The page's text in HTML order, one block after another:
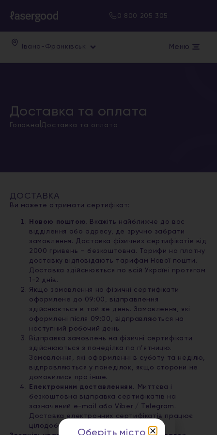
0 800 205 305
Івано-Франківськ Меню
Доставка та оплата
Головна Доставка та оплата
ДОСТАВКА
Ви можете отримати сертифікат:
Новою поштою. Вкажіть найближче до вас
відділення або адресу, де зручно забрати
замовлення. Доставка фізичних сертифікатів від
2000 гривень – безкоштовна. Тарифи на платну
доставку відповідають тарифам Нової пошти.
Доставка здійснюється по всій Україні протягом
1-2 днів.
Якщо замовлення на фізичні сертифікати
оформлене до 09:00, відправлення
здійснюється в той же день. Замовлення, які
оформлені після 09:00, відправляються на
наступний робочий день.
Відправка замовлень на фізичні сертифікати
здійснюються з понеділка по п’ятницю.
Замовлення, які оформленні в суботу та неділю,
відправляються у понеділок, якщо сторони не
домовилися про інше.
Електронним доставленням.
Миттєва і
безкоштовна відправка сертифікатів на
зазначений e-mail або Viber / Telegram.
Доставка електронних сертифікатів працює
цілодобово.
Оберіть місто